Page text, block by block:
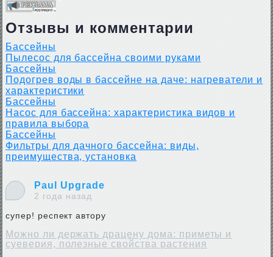
Отзывы и комментарии
Бассейны
Пылесос для бассейна своими руками
Бассейны
Подогрев воды в бассейне на даче: нагреватели и
характеристики
Бассейны
Насос для бассейна: характеристика видов и
правила выбора
Бассейны
Фильтры для дачного бассейна: виды,
преимущества, установка
Paul Upgrade
2 года назад
супер! респект автору
Можно ли держать драцену дома: приметы и
суеверия, полезные свойства растения